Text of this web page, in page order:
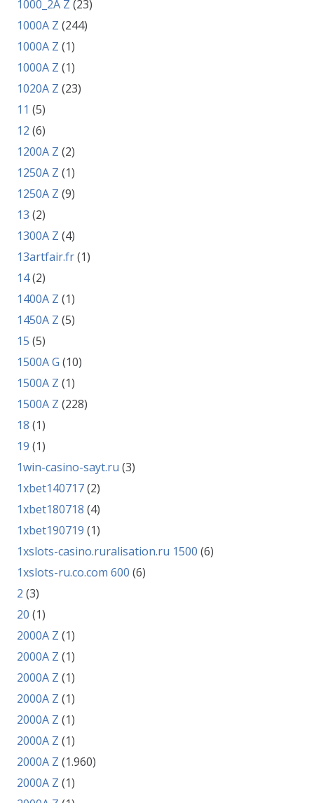
1000_2A Z (23)
1000A Z (244)
1000A Z (1)
1000A Z (1)
1020A Z (23)
11 (5)
12 (6)
1200A Z (2)
1250A Z (1)
1250A Z (9)
13 (2)
1300A Z (4)
13artfair.fr(1)
14(2)
1400A Z (1)
1450A Z (5)
15 (5)
1500A G (10)
1500A Z (1)
1500A Z (228)
18 (1)
19 (1)
1win-casino-sayt.ru (3)
1xbet140717(2)
1xbet180718 (4)
1xbet190719 (1)
1xslots-casino.ruralisation.ru 1500 (6)
1xslots-ru.co.com 600 (6)
2 (3)
20 (1)
2000A Z (1)
2000A Z (1)
2000A Z (1)
2000A Z (1)
2000A Z (1)
2000A Z (1)
2000A Z (1.960)
2000A Z (1)